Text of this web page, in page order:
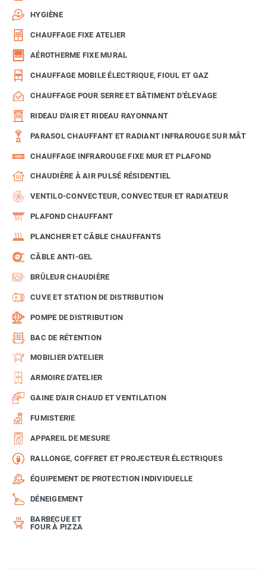
HYGIÈNE
CHAUFFAGE FIXE ATELIER
AÉROTHERME FIXE MURAL
CHAUFFAGE MOBILE ÉLECTRIQUE, FIOUL ET GAZ
CHAUFFAGE POUR SERRE ET BÂTIMENT D'ÉLEVAGE
RIDEAU D'AIR ET RIDEAU RAYONNANT
PARASOL CHAUFFANT ET RADIANT INFRAROUGE SUR MÂT
CHAUFFAGE INFRAROUGE FIXE MUR ET PLAFOND
CHAUDIÈRE À AIR PULSÉ RÉSIDENTIEL
VENTILO-CONVECTEUR, CONVECTEUR ET RADIATEUR
PLAFOND CHAUFFANT
PLANCHER ET CÂBLE CHAUFFANTS
CÂBLE ANTI-GEL
BRÛLEUR CHAUDIÈRE
CUVE ET STATION DE DISTRIBUTION
POMPE DE DISTRIBUTION
BAC DE RÉTENTION
MOBILIER D'ATELIER
ARMOIRE D'ATELIER
GAINE D'AIR CHAUD ET VENTILATION
FUMISTERIE
APPAREIL DE MESURE
RALLONGE, COFFRET ET PROJECTEUR ÉLECTRIQUES
ÉQUIPEMENT DE PROTECTION INDIVIDUELLE
DÉNEIGEMENT
BARBECUE ET
FOUR À PIZZA